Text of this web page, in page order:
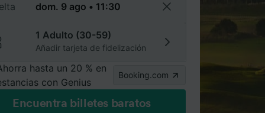
1 Adulto (30-59)
Añadir tarjeta de fidelización
hasta un 20 % en
con Genius
Booking.com
Encuentra billetes baratos